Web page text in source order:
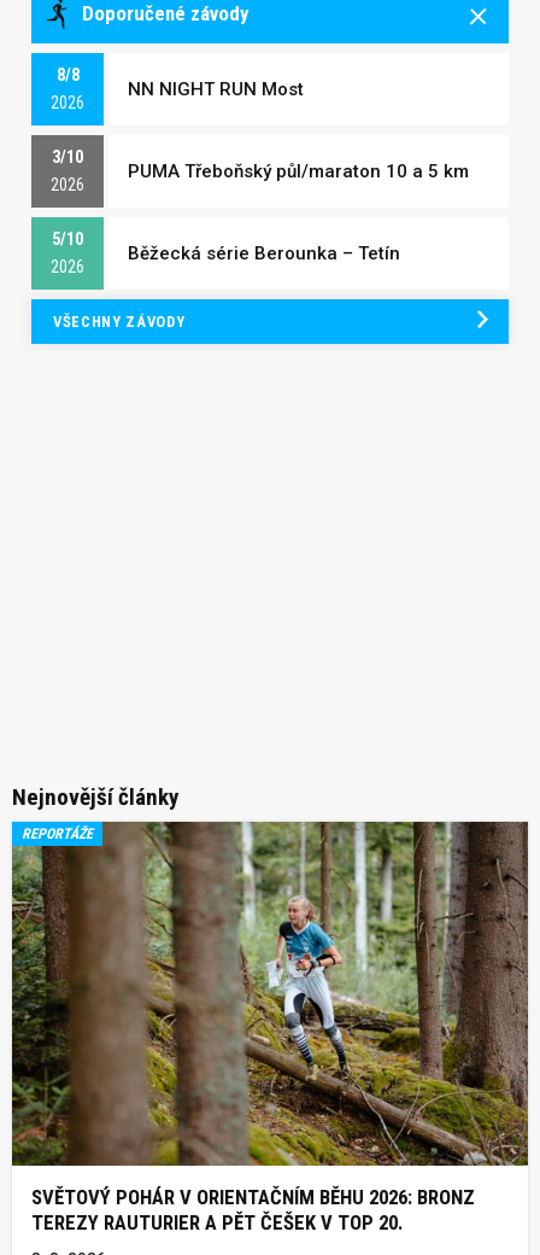
Doporučené závody
8/8
2026
NN NIGHT RUN Most
3/10
2026
PUMA Třeboňský půl/maraton 10 a 5 km
5/10
2026
Běžecká série Berounka – Tetín
VŠECHNY ZÁVODY
Nejnovější články
REPORTÁŽE
SVĚTOVÝ POHÁR V ORIENTAČNÍM BĚHU 2026: BRONZ
TEREZY RAUTURIER A PĚT ČEŠEK V TOP 20.